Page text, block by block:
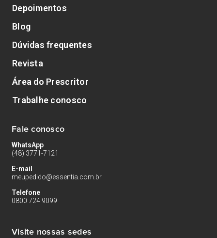
Depoimentos
Blog
Dúvidas frequentes
Revista
Área do Prescritor
Trabalhe conosco
Fale conosco
WhatsApp
(48) 3771-7121
E-mail
meupedido@essentia.com.br
Telefone
0800 724 9099
Visite nossas sedes